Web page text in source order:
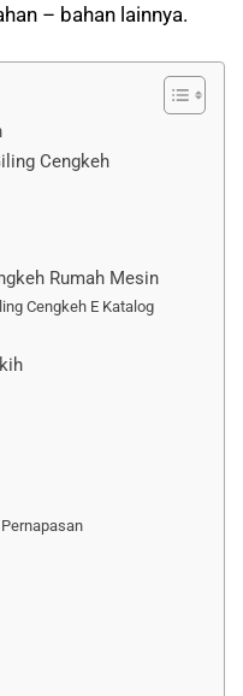
– bahan lainnya.
Cengkeh
Rumah Mesin
Cengkeh E Katalog